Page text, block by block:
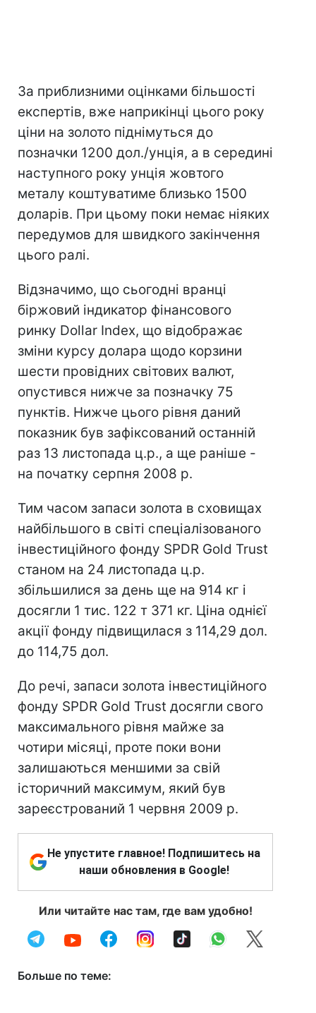
За приблизними оцінками більшості
експертів, вже наприкінці цього року
ціни на золото піднімуться до
позначки 1200 дол./унція, а в середині
наступного року унція жовтого
металу коштуватиме близько 1500
доларів. При цьому поки немає ніяких
передумов для швидкого закінчення
цього ралі.
Відзначимо, що сьогодні вранці
біржовий індикатор фінансового
ринку Dollar Index, що відображає
зміни курсу долара щодо корзини
шести провідних світових валют,
опустився нижче за позначку 75
пунктів. Нижче цього рівня даний
показник був зафіксований останній
раз 13 листопада ц.р., а ще раніше -
на початку серпня 2008 р.
Тим часом запаси золота в сховищах
найбільшого в світі спеціалізованого
інвестиційного фонду SPDR Gold Trust
станом на 24 листопада ц.р.
збільшилися за день ще на 914 кг і
досягли 1 тис. 122 т 371 кг. Ціна однієї
акції фонду підвищилася з 114,29 дол.
до 114,75 дол.
До речі, запаси золота інвестиційного
фонду SPDR Gold Trust досягли свого
максимального рівня майже за
чотири місяці, проте поки вони
залишаються меншими за свій
історичний максимум, який був
зареєстрований 1 червня 2009 р.
Не упустите главное! Подпишитесь на
наши обновления в Google!
Или читайте нас там, где вам удобно!
Больше по теме: